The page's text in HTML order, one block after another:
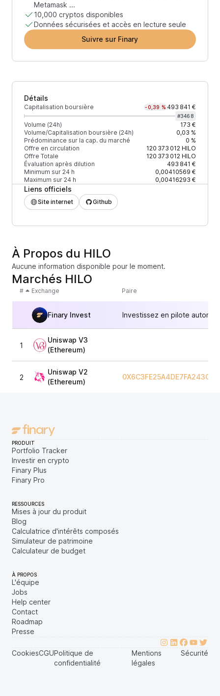
Metamask ...
10,000 cryptos disponibles
Données sécurisées et accès en lecture seule
Suivre sur Finary
Détails
Capitalisation boursière -0,39 % 493 841 €
#3468
Volume (24h)
173 €
Volume/Capitalisation boursière (24h)
0,03 %
Prédominance sur la cap. du marché
0 %
Offre en circulation
120 373 012HILO
Offre Totale
120 373 012HILO
Évaluation après dilution
493 841 €
Minimum sur 24 h
0,00410569 €
Maximum sur 24 h
0,00416293 €
Liens officiels
Site internet Github
À Propos du HILO
Aucune information disponible pour le moment.
Marchés HILO
# Exchange Paire
Finary Invest Investissez en pilote
1
Uniswap V3
(Ethereum)
2
Uniswap V2
(Ethereum)
PRODUIT
Portfolio Tracker
Investir en crypto
Finary Plus
Finary Pro
RESSOURCES
Mises à jour du produit
Blog
Calculatrice d'intérêts composés
Simulateur de patrimoine
Calculateur de budget
À PROPOS
L'équipe
Jobs
Help center
Contact
Roadmap
Presse
CookiesCGUPolitique de
confidentialité
Mentions
légales
Sécurité